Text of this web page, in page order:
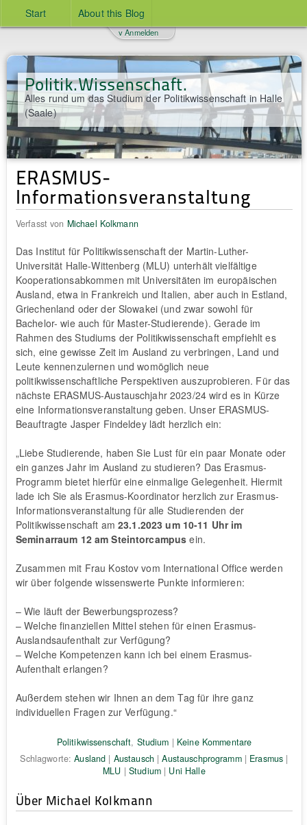
Start About this Blog
Politik.Wissenschaft.
Alles rund um das Studium der Politikwissenschaft in Halle
(Saale)
v Anmelden
ERASMUS-
Informationsveranstaltung
Verfasst von Michael Kolkmann
Das Institut für Politikwissenschaft der Martin-Luther-
Universität Halle-Wittenberg (MLU) unterhält vielfältige
Kooperationsabkommen mit Universitäten im europäischen
Ausland, etwa in Frankreich und Italien, aber auch in Estland,
Griechenland oder der Slowakei (und zwar sowohl für
Bachelor- wie auch für Master-Studierende). Gerade im
Rahmen des Studiums der Politikwissenschaft empfiehlt es
sich, eine gewisse Zeit im Ausland zu verbringen, Land und
Leute kennenzulernen und womöglich neue
politikwissenschaftliche Perspektiven auszuprobieren. Für das
nächste ERASMUS-Austauschjahr 2023/24 wird es in Kürze
eine Informationsveranstaltung geben. Unser ERASMUS-
Beauftragte Jasper Findeldey lädt herzlich ein:
„Liebe Studierende, haben Sie Lust für ein paar Monate oder
ein ganzes Jahr im Ausland zu studieren? Das Erasmus-
Programm bietet hierfür eine einmalige Gelegenheit. Hiermit
lade ich Sie als Erasmus-Koordinator herzlich zur Erasmus-
Informationsveranstaltung für alle Studierenden der
Politikwissenschaft am 23.1.2023 um 10-11 Uhr im
Seminarraum 12 am Steintorcampus ein.
Zusammen mit Frau Kostov vom International Office werden
wir über folgende wissenswerte Punkte informieren:
– Wie läuft der Bewerbungsprozess?
– Welche finanziellen Mittel stehen für einen Erasmus-
Auslandsaufenthalt zur Verfügung?
– Welche Kompetenzen kann ich bei einem Erasmus-
Aufenthalt erlangen?
Außerdem stehen wir Ihnen an dem Tag für ihre ganz
individuellen Fragen zur Verfügung.“
Politikwissenschaft, Studium | Keine Kommentare
Schlagworte:Ausland | Austausch|Austauschprogramm| Erasmus |
MLU |Studium | Uni Halle
Über Michael Kolkmann